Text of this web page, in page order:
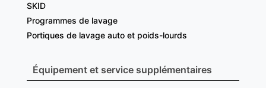
SKID
Programmes de lavage
Portiques de lavage auto et poids-lourds
Équipement et service supplémentaires